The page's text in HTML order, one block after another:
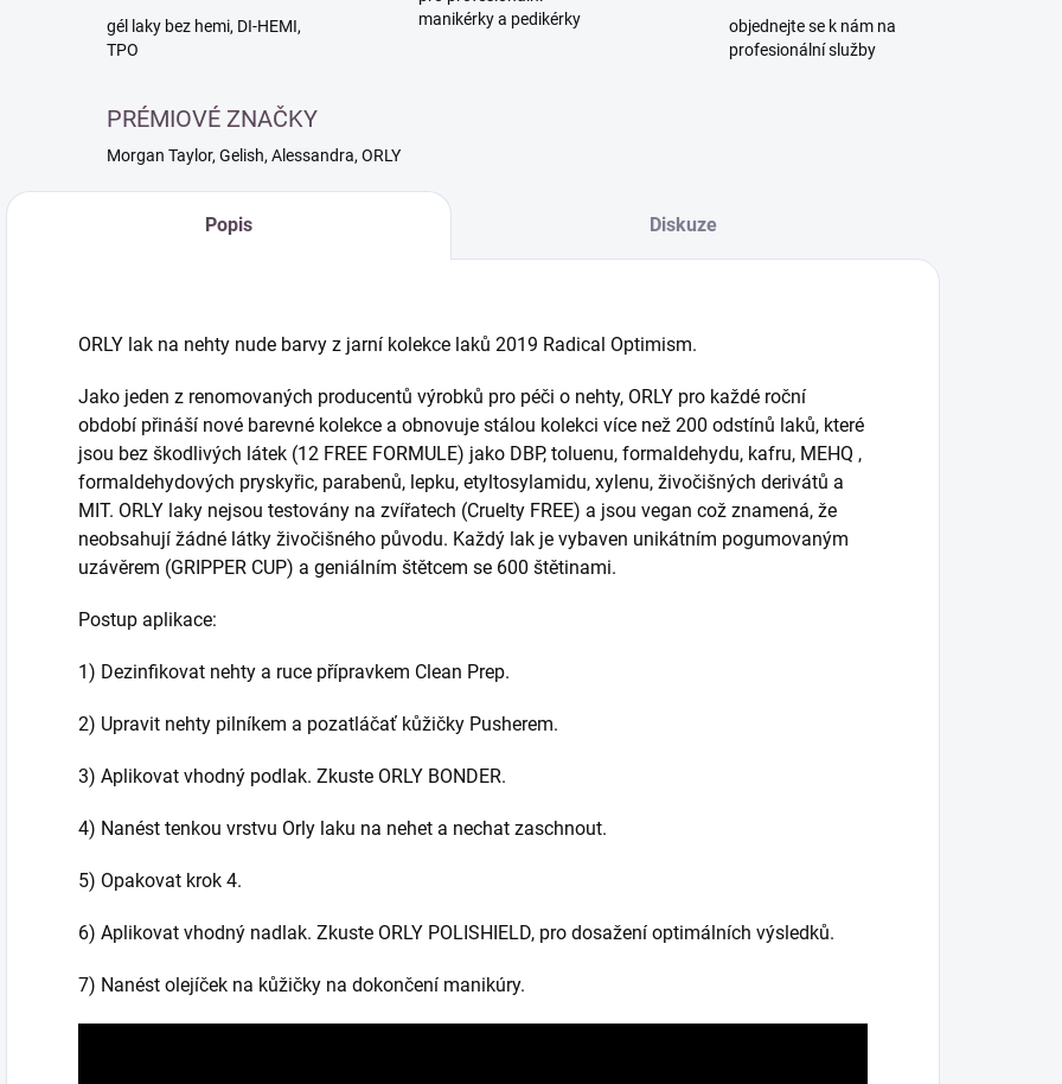
gél laky bez hemi, DI-HEMI,
TPO
manikérky a pedikérky
objednejte se k nám na
profesionální služby
PRÉMIOVÉ ZNAČKY
Morgan Taylor, Gelish, Alessandra, ORLY
Popis Diskuze
ORLY lak na nehty nude barvy z jarní kolekce laků 2019 Radical Optimism.
Jako jeden z renomovaných producentů výrobků pro péči o nehty, ORLY pro každé roční
období přináší nové barevné kolekce a obnovuje stálou kolekci více než 200 odstínů laků, které
jsou bez škodlivých látek (12 FREE FORMULE) jako DBP, toluenu, formaldehydu, kafru, MEHQ ,
formaldehydových pryskyřic, parabenů, lepku, etyltosylamidu, xylenu, živočišných derivátů a
MIT. ORLY laky nejsou testovány na zvířatech (Cruelty FREE) a jsou vegan což znamená, že
neobsahují žádné látky živočišného původu. Každý lak je vybaven unikátním pogumovaným
uzávěrem (GRIPPER CUP) a geniálním štětcem se 600 štětinami.
Postup aplikace:
1) Dezinfikovat nehty a ruce přípravkem Clean Prep.
2) Upravit nehty pilníkem a pozatláčať kůžičky Pusherem.
3) Aplikovat vhodný podlak. Zkuste ORLY BONDER.
4) Nanést tenkou vrstvu Orly laku na nehet a nechat zaschnout.
5) Opakovat krok 4.
6) Aplikovat vhodný nadlak. Zkuste ORLY POLISHIELD, pro dosažení optimálních výsledků.
7) Nanést olejíček na kůžičky na dokončení manikúry.